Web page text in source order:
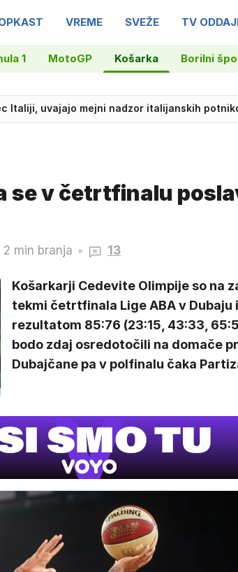
VREME SVEŽE TV
1 MotoGP Košarka Borilni
po Franciji: voznik ogrožal varnost kolesark
se v četrtfinalu
2 min branja 13
Košarkarji Cedevite Olimpije so na
tekmi četrtfinala Lige ABA v Dubaju
rezultatom 85:76 (23:15, 43:33,
bodo zdaj osredotočili na domače
Dubajčane pa v polfinalu čaka